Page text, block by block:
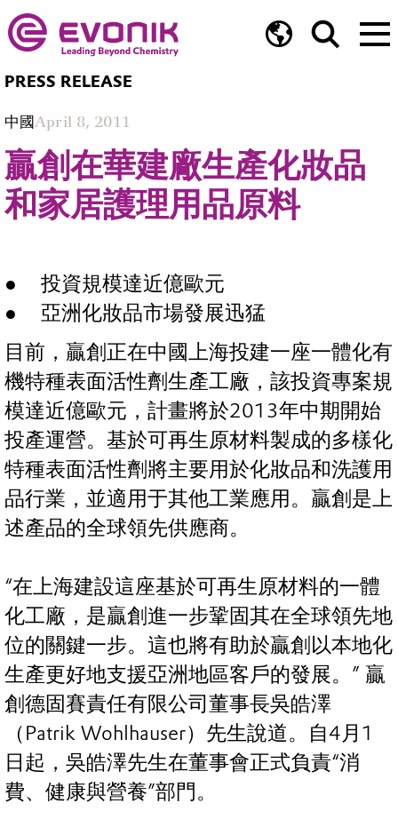
PRESS RELEASE
中國April 8, 2011
贏創在華建廠生產化妝品
和家居護理用品原料
投資規模達近億歐元
亞洲化妝品市場發展迅猛
目前，贏創正在中國上海投建一座一體化有
機特種表面活性劑生產工廠，該投資專案規
模達近億歐元，計畫將於2013年中期開始
投產運營。基於可再生原材料製成的多樣化
特種表面活性劑將主要用於化妝品和洗護用
品行業，並適用于其他工業應用。贏創是上
述產品的全球領先供應商。
“在上海建設這座基於可再生原材料的一體
化工廠，是贏創進一步鞏固其在全球領先地
位的關鍵一步。這也將有助於贏創以本地化
生產更好地支援亞洲地區客戶的發展。” 贏
創德固賽責任有限公司董事長吳皓澤
（Patrik Wohlhauser）先生說道。自4月1
日起，吳皓澤先生在董事會正式負責“消
費、健康與營養”部門。